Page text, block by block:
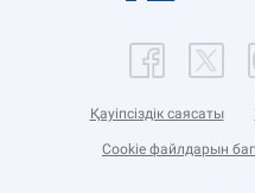
Қауіпсіздік саясаты
Cookie файлдарын